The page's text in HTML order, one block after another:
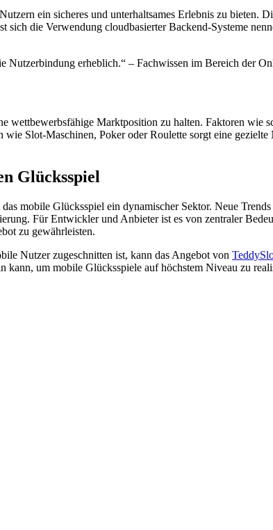
ein sicheres und unterhaltsames Erlebnis zu bieten.
die Verwendung cloudbasierter Backend-Systeme
Nutzerbindung erheblich.“ – Fachwissen im Bereich der
Marktposition zu halten. Faktoren wie
Slot-Maschinen, Poker oder Roulette sorgt eine
Glücksspiel
mobile Glücksspiel ein dynamischer Sektor. Neue
Für Entwickler und Anbieter ist es von zentraler
zu gewährleisten.
Nutzer zugeschnitten ist, kann das Angebot von
kann, um mobile Glücksspiele auf höchstem Niveau zu